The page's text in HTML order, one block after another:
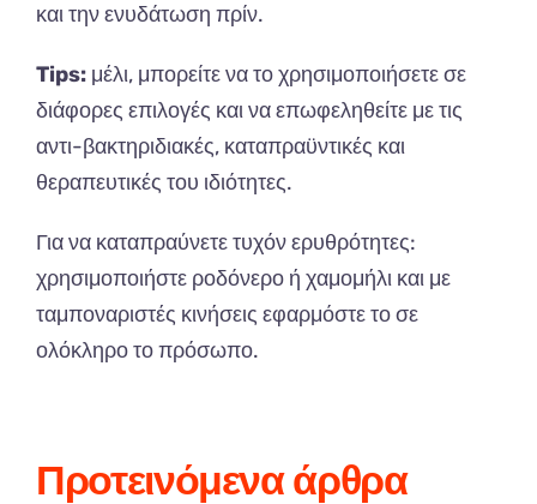
και την ενυδάτωση πρίν.
Tips: μέλι, μπορείτε να το χρησιμοποιήσετε σε
διάφορες επιλογές και να επωφεληθείτε με τις
αντι-βακτηριδιακές, καταπραϋντικές και
θεραπευτικές του ιδιότητες.
Για να καταπραύνετε τυχόν ερυθρότητες:
χρησιμοποιήστε ροδόνερο ή χαμομήλι και με
ταμποναριστές κινήσεις εφαρμόστε το σε
ολόκληρο το πρόσωπο.
Προτεινόμενα άρθρα